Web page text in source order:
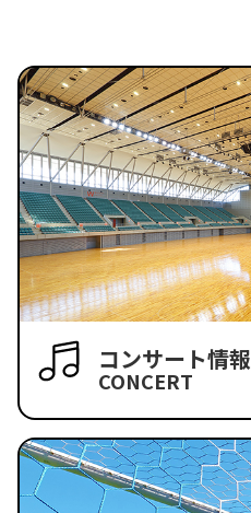
コンサート情報
CONCERT